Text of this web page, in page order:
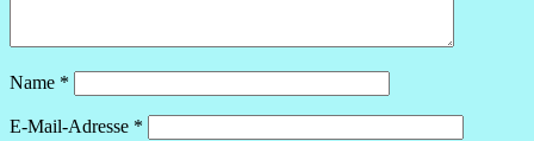
Name *
E-Mail-Adresse *